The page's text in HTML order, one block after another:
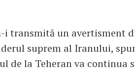
i transmită un avertisment
suprem al Iranului,
de la Teheran va continua